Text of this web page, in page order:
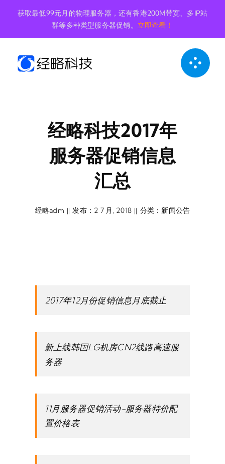
内
获取最低99元月的物理服务器，还有香港200M带宽、多IP站
群等多种类型服务器促销。 立即查看！
经略科技2017年
服务器促销信息
汇总
经略adm || 发布：2 7 月, 2018 || 分类： 新闻公告
2017年12月份促销信息月底截止
新上线韩国LG机房CN2线路高速服
务器
11月服务器促销活动-服务器特价配
置价格表